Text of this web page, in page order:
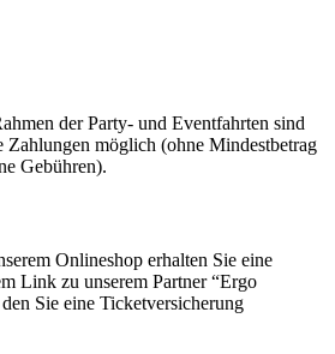
der Party- und Eventfahrten sind
Zahlungen möglich (ohne Mindestbetrag
Gebühren).
Onlineshop erhalten Sie eine
Link zu unserem Partner “Ergo
Sie eine Ticketversicherung